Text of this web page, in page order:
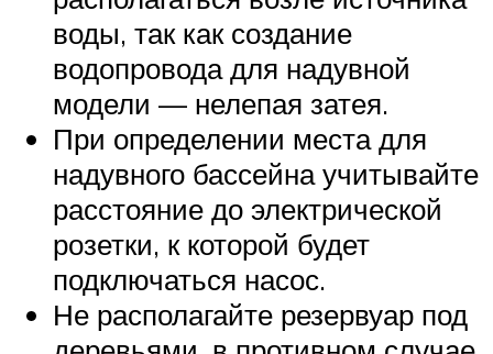
воды, так как создание
водопровода для надувной
модели — нелепая затея.
При определении места для
надувного бассейна учитывайте
расстояние до электрической
розетки, к которой будет
подключаться насос.
Не располагайте резервуар под